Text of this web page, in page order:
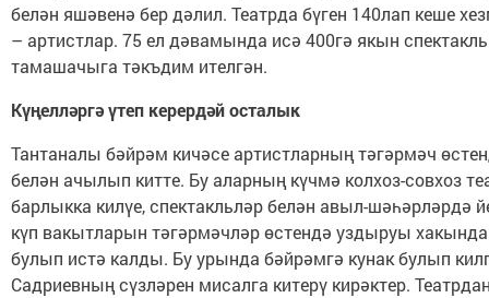
белән яшәвенә бер дәлил. Театрда бүген 140лап кеше
– артистлар. 75 ел дәвамында исә 400гә якын
тамашачыга тәкъдим ителгән.
Күңелләргә үтеп керердәй осталык
Тантаналы бәйрәм кичәсе артистларның тәгәрмәч
белән ачылып китте. Бу аларның күчмә колхоз-совхоз
барлыкка килүе, спектакльләр белән авыл-шәһәрләрдә
күп вакытларын тәгәрмәчләр өстендә уздыруы
булып истә калды. Бу урында бәйрәмгә кунак булып
Садриевның сүзләрен мисалга китерү кирәктер.